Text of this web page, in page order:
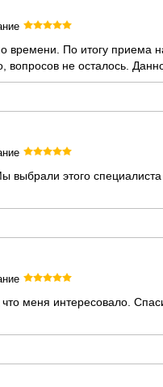
времени. По итогу
не осталось.
этого
меня интересовало.